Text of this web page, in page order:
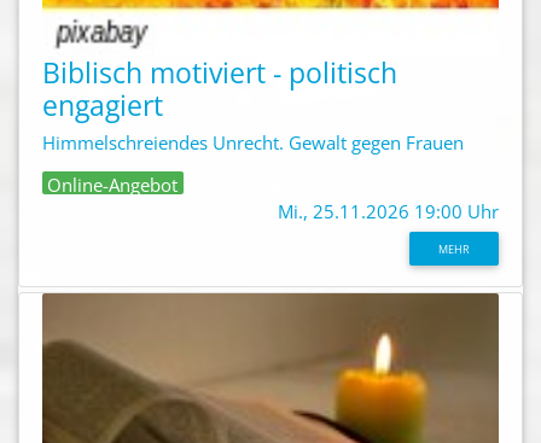
Biblisch motiviert - politisch
engagiert
Himmelschreiendes Unrecht. Gewalt gegen Frauen
Online-Angebot
Mi., 25.11.2026 19:00 Uhr
MEHR